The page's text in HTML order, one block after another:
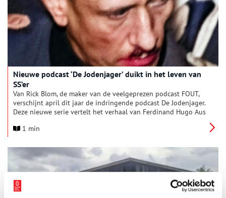
Nieuwe podcast ‘De Jodenjager’ duikt in het leven van
SS’er
Van Rick Blom, de maker van de veelgeprezen podcast FOUT,
verschijnt april dit jaar de indringende podcast De Jodenjager.
Deze nieuwe serie vertelt het verhaal van Ferdinand Hugo Aus
dagelijkse leiding had over de deportatie van tienduizenden
1 min